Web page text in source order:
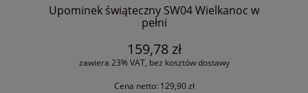
Upominek świąteczny SW04 Wielkanoc w
pełni
159,78 zł
zawiera 23% VAT, bez kosztów dostawy
Cena netto: 129,90 zł